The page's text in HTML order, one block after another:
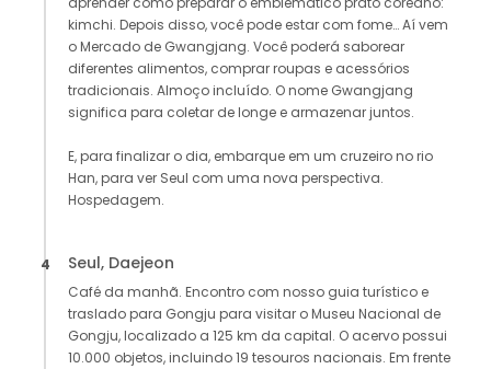
kimchi. Depois disso, você pode estar com fome… Aí vem
o Mercado de Gwangjang. Você poderá saborear
diferentes alimentos, comprar roupas e acessórios
tradicionais. Almoço incluído. O nome Gwangjang
significa para coletar de longe e armazenar juntos.
E, para finalizar o dia, embarque em um cruzeiro no rio
Han, para ver Seul com uma nova perspectiva.
Hospedagem.
4 Seul, Daejeon
Café da manhã. Encontro com nosso guia turístico e
traslado para Gongju para visitar o Museu Nacional de
Gongju, localizado a 125 km da capital. O acervo possui
10.000 objetos, incluindo 19 tesouros nacionais. Em frente